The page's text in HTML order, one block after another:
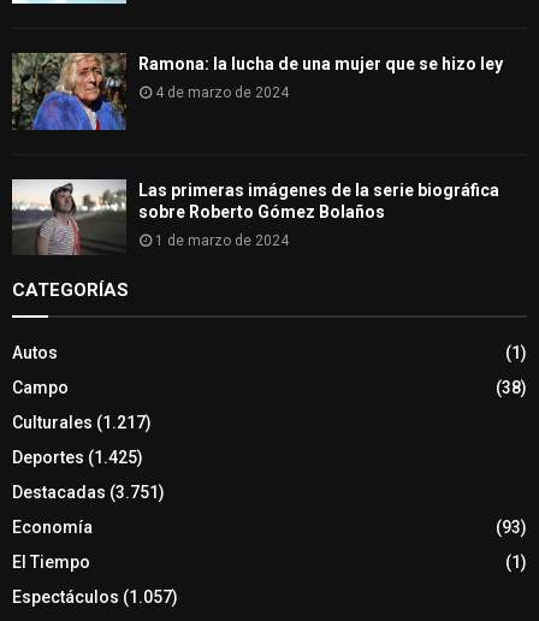
Ramona: la lucha de una mujer que se hizo ley
4 de marzo de 2024
Las primeras imágenes de la serie biográfica
sobre Roberto Gómez Bolaños
1 de marzo de 2024
CATEGORÍAS
Autos
(1)
Campo
(38)
Culturales (1.217)
Deportes (1.425)
Destacadas (3.751)
Economía
(93)
El Tiempo
(1)
Espectáculos (1.057)